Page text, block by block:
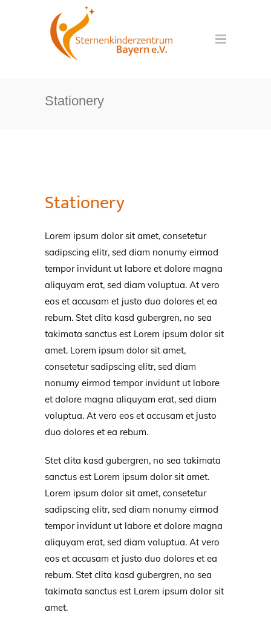
Stationery
Stationery
Lorem ipsum dolor sit amet, consetetur
sadipscing elitr, sed diam nonumy eirmod
tempor invidunt ut labore et dolore magna
aliquyam erat, sed diam voluptua. At vero
eos et accusam et justo duo dolores et ea
rebum. Stet clita kasd gubergren, no sea
takimata sanctus est Lorem ipsum dolor sit
amet. Lorem ipsum dolor sit amet,
consetetur sadipscing elitr, sed diam
nonumy eirmod tempor invidunt ut labore
et dolore magna aliquyam erat, sed diam
voluptua. At vero eos et accusam et justo
duo dolores et ea rebum.
Stet clita kasd gubergren, no sea takimata
sanctus est Lorem ipsum dolor sit amet.
Lorem ipsum dolor sit amet, consetetur
sadipscing elitr, sed diam nonumy eirmod
tempor invidunt ut labore et dolore magna
aliquyam erat, sed diam voluptua. At vero
eos et accusam et justo duo dolores et ea
rebum. Stet clita kasd gubergren, no sea
takimata sanctus est Lorem ipsum dolor sit
amet.